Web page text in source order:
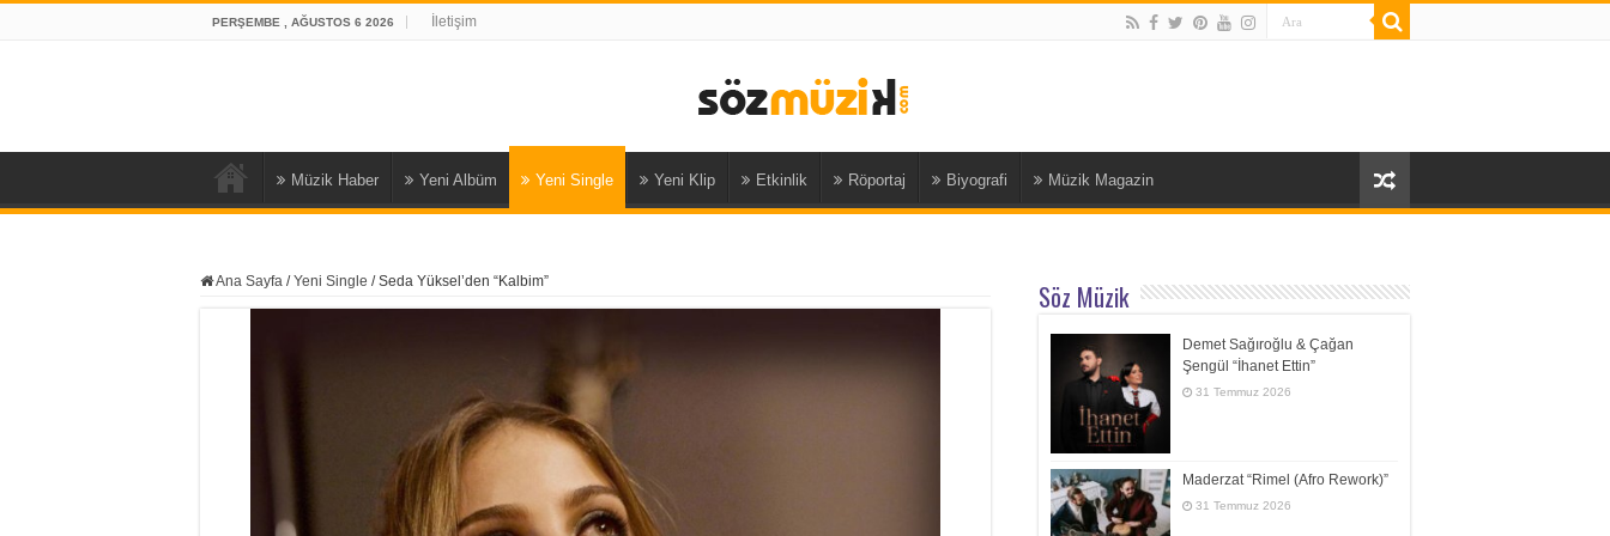
PERŞEMBE , AĞUSTOS 6 2026 İletişim
Müzik Haber Yeni Albüm Yeni Single Yeni Klip Etkinlik Röportaj Biyografi Müzik Magazin
Ana Sayfa / Yeni Single / Seda Yüksel’den “Kalbim” Söz Müzik
Demet Sağıroğlu & Çağan
Şengül “İhanet Ettin”
31 Temmuz 2026
Maderzat “Rimel (Afro Rework)”
31 Temmuz 2026